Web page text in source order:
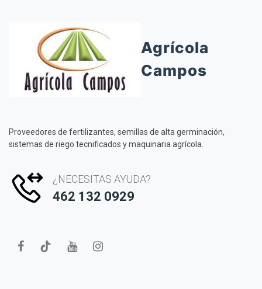
Agrícola
Campos
Proveedores de fertilizantes, semillas de alta germinación,
sistemas de riego tecnificados y maquinaria agrícola.
¿NECESITAS AYUDA?
462 132 0929